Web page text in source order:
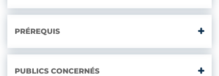
PRÉREQUIS
PUBLICS CONCERNÉS